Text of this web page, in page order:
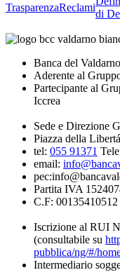
TrasparenzaReclami
di
Banca del
Aderente al
Partecipante al
Iccrea
Sede e Direzione
Piazza della
tel: 055 91371
email:
Partita IVA
C.F: 00135410512
Iscrizione al RUI
(consultabile su
pubblica/ng/#/
Intermediario